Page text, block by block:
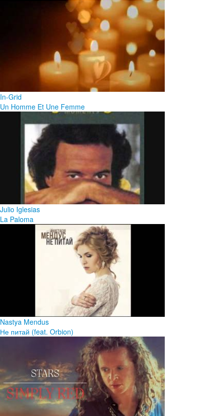
In-Grid
Un Homme Et Une Femme
Julio Iglesias
La Paloma
Nastya Mendus
Не питай (feat. Orbion)